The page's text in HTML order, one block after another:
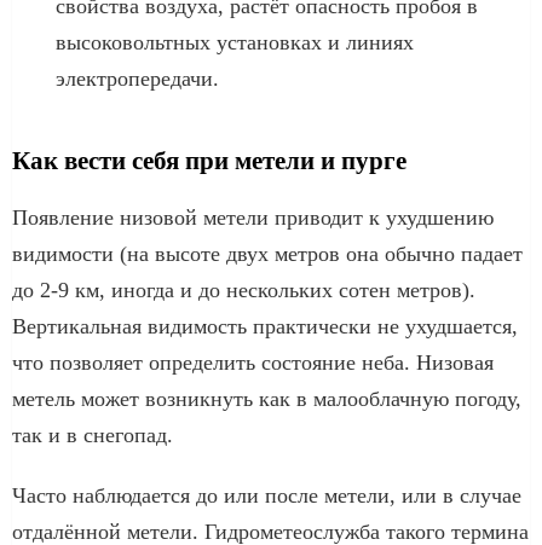
свойства воздуха, растёт опасность пробоя в
высоковольтных установках и линиях
электропередачи.
Как вести себя при метели и пурге
Появление низовой метели приводит к ухудшению
видимости (на высоте двух метров она обычно падает
до 2-9 км, иногда и до нескольких сотен метров).
Вертикальная видимость практически не ухудшается,
что позволяет определить состояние неба. Низовая
метель может возникнуть как в малооблачную погоду,
так и в снегопад.
Часто наблюдается до или после метели, или в случае
отдалённой метели. Гидрометеослужба такого термина